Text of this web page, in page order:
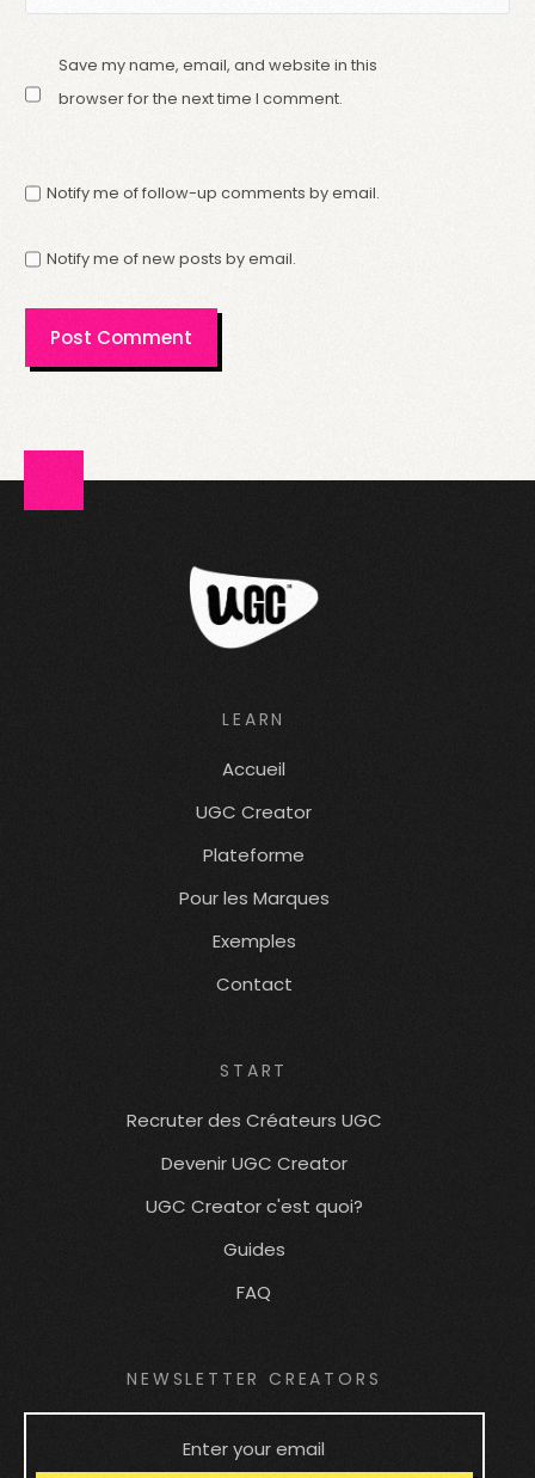
Save my name, email, and website in this
browser for the next time I comment.
Notify me of follow-up comments by email.
Notify me of new posts by email.
LEARN
Accueil
UGC Creator
Plateforme
Pour les Marques
Exemples
Contact
START
Recruter des Créateurs UGC
Devenir UGC Creator
UGC Creator c'est quoi?
Guides
FAQ
NEWSLETTER CREATORS